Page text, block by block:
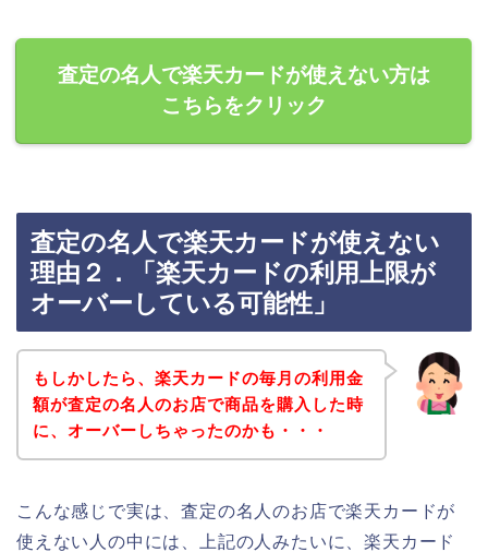
査定の名人で楽天カードが使えない方は
こちらをクリック
査定の名人で楽天カードが使えない
理由２．「楽天カードの利用上限が
オーバーしている可能性」
もしかしたら、楽天カードの毎月の利用金
額が査定の名人のお店で商品を購入した時
に、オーバーしちゃったのかも・・・
こんな感じで実は、査定の名人のお店で楽天カードが
使えない人の中には、上記の人みたいに、楽天カード